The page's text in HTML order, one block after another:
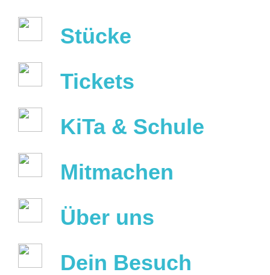
Stücke
Tickets
KiTa & Schule
Mitmachen
Über uns
Dein Besuch